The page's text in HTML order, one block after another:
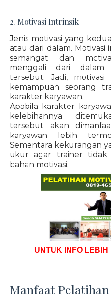
2. Motivasi Intrinsik
Jenis motivasi yang
atau dari dalam. Motivasi
semangat dan
menggali dari dalam
tersebut. Jadi,
kemampuan seorang
karakter karyawan.
Apabila karakter
kelebihannya
tersebut akan
karyawan lebih
Sementara kekurangan
ukur agar trainer tidak
bahan motivasi.
UNTUK INFO LEBIH
Manfaat